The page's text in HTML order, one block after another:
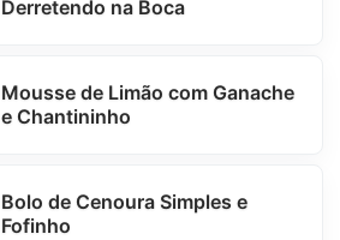
Derretendo na Boca
Mousse de Limão com Ganache
e Chantininho
Bolo de Cenoura Simples e
Fofinho